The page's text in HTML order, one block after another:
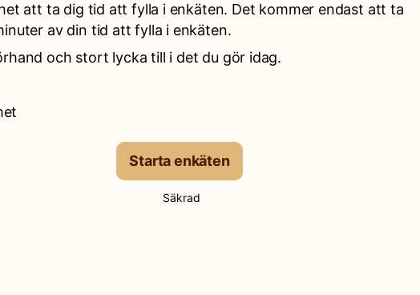
att ta dig tid att fylla i enkäten. Det kommer endast att ta
av din tid att fylla i enkäten.
och stort lycka till i det du gör idag.
Starta enkäten
Säkrad